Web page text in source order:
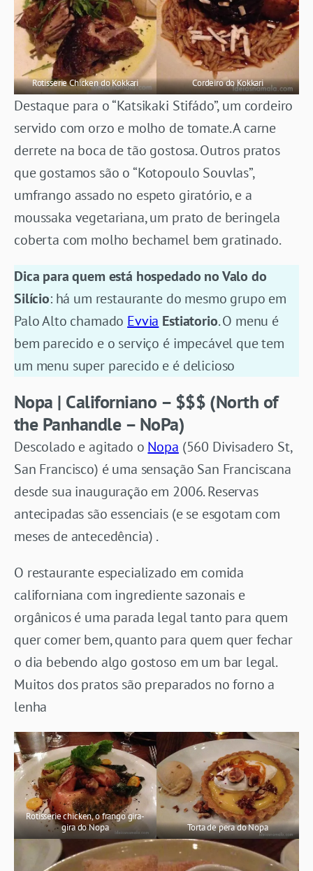
Rotisserie Chicken do Kokkari Cordeiro do Kokkari
Destaque para o “Katsikaki Stifádo”, um cordeiro
servido com orzo e molho de tomate. A carne
derrete na boca de tão gostosa. Outros pratos
que gostamos são o “Kotopoulo Souvlas”,
umfrango assado no espeto giratório, e a
moussaka vegetariana, um prato de beringela
coberta com molho bechamel bem gratinado.
Dica para quem está hospedado no Valo do
Silício: há um restaurante do mesmo grupo em
Palo Alto chamado Evvia Estiatorio. O menu é
bem parecido e o serviço é impecável que tem
um menu super parecido e é delicioso
Nopa | Californiano – $$$ (North of
the Panhandle – NoPa)
Descolado e agitado o Nopa (560 Divisadero St,
San Francisco) é uma sensação San Franciscana
desde sua inauguração em 2006. Reservas
antecipadas são essenciais (e se esgotam com
meses de antecedência) .
O restaurante especializado em comida
californiana com ingrediente sazonais e
orgânicos é uma parada legal tanto para quem
quer comer bem, quanto para quem quer fechar
o dia bebendo algo gostoso em um bar legal.
Muitos dos pratos são preparados no forno a
lenha
Rotisserie chicken, o frango gira-
gira do Nopa
Torta de pera do Nopa